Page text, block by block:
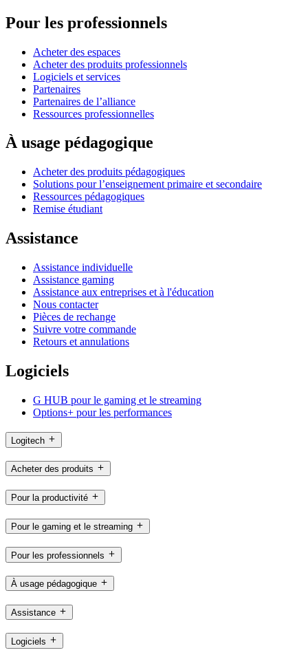
Pour les professionnels
Acheter des espaces
Acheter des produits professionnels
Logiciels et services
Partenaires
Partenaires de l’alliance
Ressources professionnelles
À usage pédagogique
Acheter des produits pédagogiques
Solutions pour l’enseignement primaire et secondaire
Ressources pédagogiques
Remise étudiant
Assistance
Assistance individuelle
Assistance gaming
Assistance aux entreprises et à l'éducation
Nous contacter
Pièces de rechange
Suivre votre commande
Retours et annulations
Logiciels
G HUB pour le gaming et le streaming
Options+ pour les performances
Logitech
Acheter des produits
Pour la productivité
Pour le gaming et le streaming
Pour les professionnels
À usage pédagogique
Assistance
Logiciels